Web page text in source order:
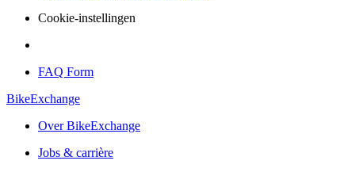
Cookie-instellingen
FAQ Form
BikeExchange
Over BikeExchange
Jobs & carrière